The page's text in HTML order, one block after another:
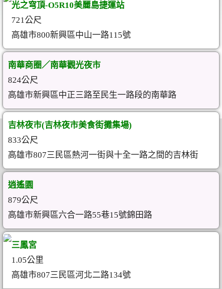
光之穹頂-O5R10美麗島捷運站
721公尺
高雄市800新興區中山一路115號
南華商圈／南華觀光夜市
824公尺
高雄市新興區中正三路至民生一路段的南華路
吉林夜市(吉林夜市美食街攤集場)
833公尺
高雄市807三民區熱河一街與十全一路之間的吉林街
逍遙園
879公尺
高雄市新興區六合一路55巷15號錦田路
三鳳宮
1.05公里
高雄市807三民區河北二路134號